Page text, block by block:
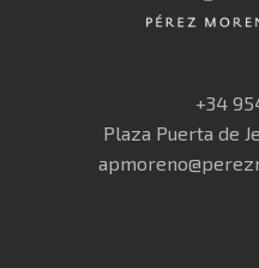
+34
Plaza Puerta de